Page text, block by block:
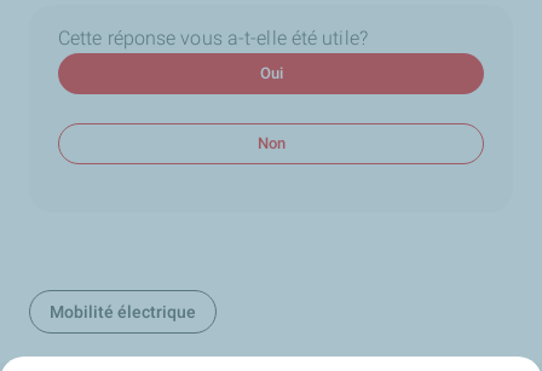
Cette réponse vous a-t-elle été utile?
Oui
Non
Mobilité électrique